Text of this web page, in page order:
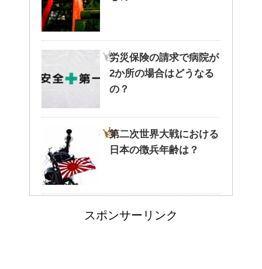
猫と死別。悲しくても最後の挨
拶をしましょう。
腹痛、しかも激痛・吐き気もあ
癒しを与えてくれるメダカ。そ
の産卵時期はいつ？
労災保険の請求で病院が
2か所の場合はどうなる
の？
第二次世界大戦における
日本の徴兵年齢は？
ステロイドの使用で皮膚
スポンサーリンク